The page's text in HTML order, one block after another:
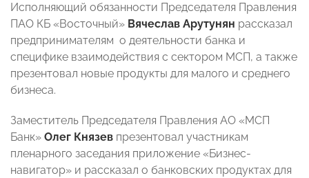
Исполняющий обязанности Председателя Правления
ПАО КБ «Восточный» Вячеслав Арутунян рассказал
предпринимателям о деятельности банка и
специфике взаимодействия с сектором МСП, а также
презентовал новые продукты для малого и среднего
бизнеса.
Заместитель Председателя Правления АО «МСП
Банк» Олег Князев презентовал участникам
пленарного заседания приложение «Бизнес-
навигатор» и рассказал о банковских продуктах для